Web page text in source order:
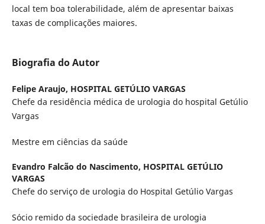
local tem boa tolerabilidade, além de apresentar baixas
taxas de complicações maiores.
Biografia do Autor
Felipe Araujo, HOSPITAL GETÚLIO VARGAS
Chefe da residência médica de urologia do hospital Getúlio
Vargas
Mestre em ciências da saúde
Evandro Falcão do Nascimento, HOSPITAL GETÚLIO
VARGAS
Chefe do serviço de urologia do Hospital Getúlio Vargas
Sócio remido da sociedade brasileira de urologia